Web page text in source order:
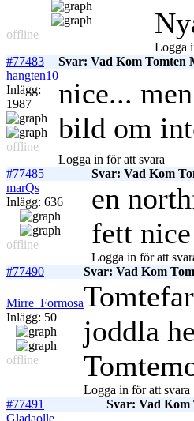
offline
Logga
#77483
Svar: Vad Kom Tomten
hangten10
Inlägg:
1987
offline
nice...
bild om
Logga in för att svara
#77485
Svar: Vad Kom
marQs
Inlägg: 636
offline
en
fett
Logga in för att
#77490
Svar: Vad Kom
Mirre_Formosa
Inlägg: 50
offline
joddla
Logga in för att svara
#77491
Svar: Vad Kom